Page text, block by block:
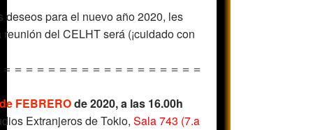
deseos para el nuevo año 2020, les
del CELHT será (¡cuidado con
＝＝＝＝＝＝＝＝＝＝＝＝＝＝＝＝＝
FEBREROde 2020,a las 16.00h
Extranjeros de Tokio, Sala 743 (7.a